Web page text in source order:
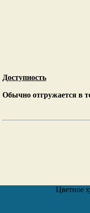
Доступность
Обычно отгружается в
Цветное